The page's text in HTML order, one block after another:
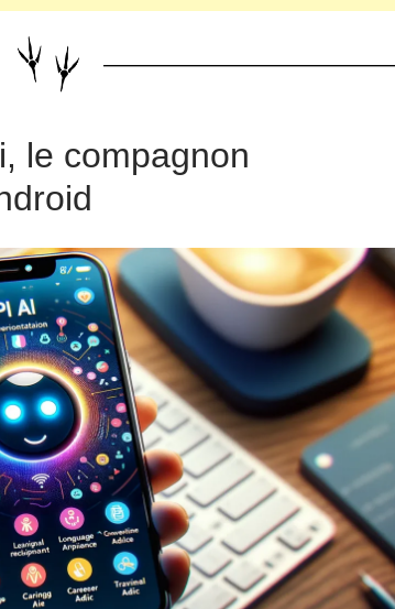
le compagnon